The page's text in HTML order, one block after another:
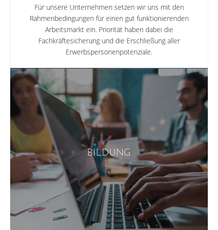
Für unsere Unternehmen setzen wir uns mit den
Rahmenbedingungen für einen gut funktionierenden
Arbeitsmarkt ein. Priorität haben dabei die
Fachkräftesicherung und die Erschließung aller
Erwerbspersonenpotenziale.
BILDUNG